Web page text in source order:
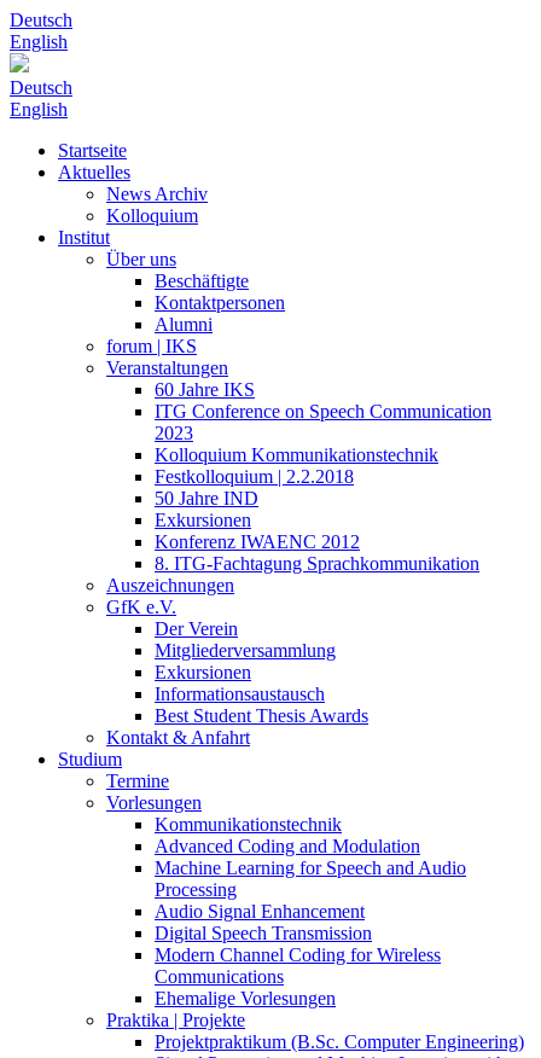
Deutsch
English
Deutsch
English
Startseite
Aktuelles
News Archiv
Kolloquium
Institut
Über uns
Beschäftigte
Kontaktpersonen
Alumni
forum | IKS
Veranstaltungen
60 Jahre IKS
ITG Conference on Speech Communication
2023
Kolloquium Kommunikationstechnik
Festkolloquium | 2.2.2018
50 Jahre IND
Exkursionen
Konferenz IWAENC 2012
8. ITG-Fachtagung Sprachkommunikation
Auszeichnungen
GfK e.V.
Der Verein
Mitgliederversammlung
Exkursionen
Informationsaustausch
Best Student Thesis Awards
Kontakt & Anfahrt
Studium
Termine
Vorlesungen
Kommunikationstechnik
Advanced Coding and Modulation
Machine Learning for Speech and Audio
Processing
Audio Signal Enhancement
Digital Speech Transmission
Modern Channel Coding for Wireless
Communications
Ehemalige Vorlesungen
Praktika | Projekte
Projektpraktikum (B.Sc. Computer Engineering)